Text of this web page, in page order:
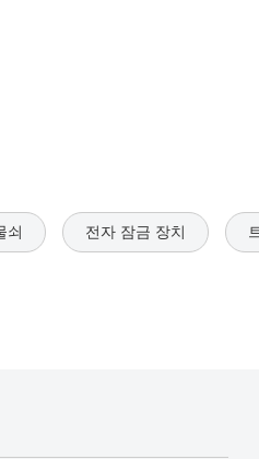
쇠 전자 잠금 장치